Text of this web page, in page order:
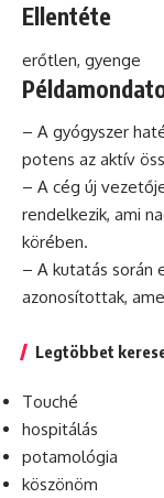
Ellentéte
erőtlen, gyenge
– A gyógyszer
potens az aktív
– A cég új
rendelkezik, ami
körében.
– A kutatás során
azonosítottak,
Legtöbbet
Touché
hospitálás
potamológia
köszönöm